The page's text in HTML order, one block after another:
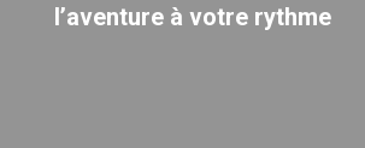
l’aventure à votre rythme